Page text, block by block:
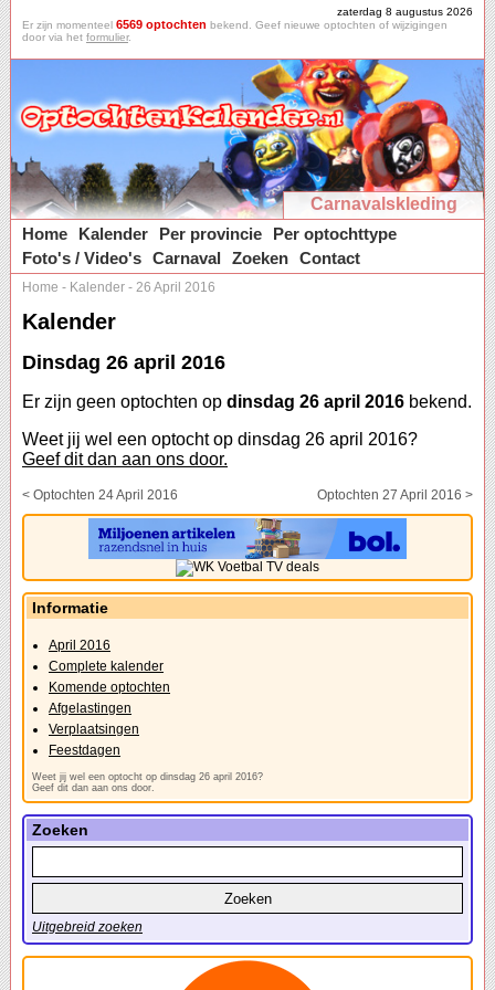
zaterdag 8 augustus 2026
Er zijn momenteel 6569 optochten bekend. Geef nieuwe optochten of wijzigingen
door via het formulier.
Carnavalskleding
Home
Kalender Per provincie
Per optochttype
Foto's / Video's Carnaval Zoeken Contact
Home - Kalender - 26 April 2016
Kalender
Dinsdag 26 april 2016
Er zijn geen optochten op dinsdag 26 april 2016 bekend.
Weet jij wel een optocht op dinsdag 26 april 2016?
Geef dit dan aan ons door.
< Optochten 24 April 2016 Optochten 27 April 2016 >
Informatie
April 2016
Complete kalender
Komende optochten
Afgelastingen
Verplaatsingen
Feestdagen
Weet jij wel een optocht op dinsdag 26 april 2016?
Geef dit dan aan ons door.
Zoeken
Uitgebreid zoeken